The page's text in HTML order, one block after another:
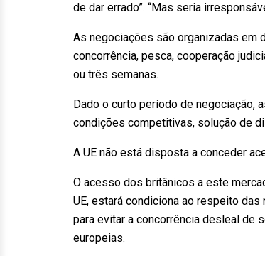
de dar errado”. “Mas seria
As negociações são organizadas em
concorrência, pesca, cooperação
ou três semanas.
Dado o curto período de negociação,
condições competitivas, solução de
A UE não está disposta a conceder
O acesso dos britânicos a este
UE, estará condiciona ao respeito
para evitar a concorrência desleal de
europeias.